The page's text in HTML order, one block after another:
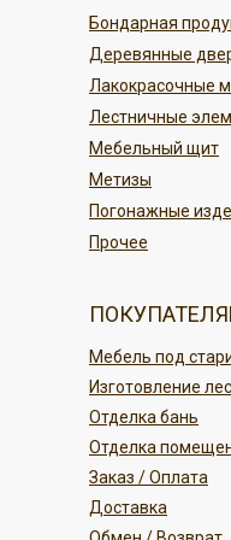
переводом
Безналичным
ПОДРОБНЕЕ
Отделка бань
Изготовление
Мебель под
Прочее
Метизы
Деревянные
Лакокрасочные
Погонажные
Мебельный щит
Лестничные
Бондарная
Отделка
Заказ / Оплата
Доставка